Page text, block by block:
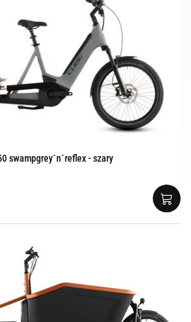
swampgrey´n´reflex - szary